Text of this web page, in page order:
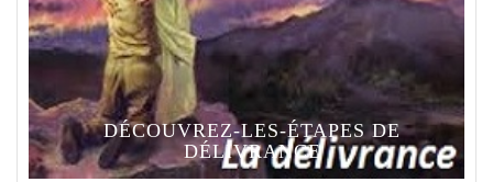
DÉCOUVREZ-LES-ÉTAPES DE
DÉLIVRANCE